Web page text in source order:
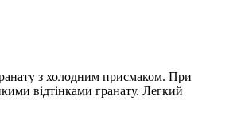
з холодним присмаком. При
відтінками гранату. Легкий